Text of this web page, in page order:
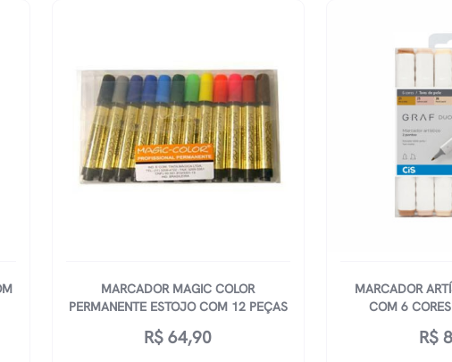
MARCADOR MAGIC COLOR
PERMANENTE ESTOJO COM 12 PEÇAS
R$ 64,90
MARCADOR
COM 6
R$